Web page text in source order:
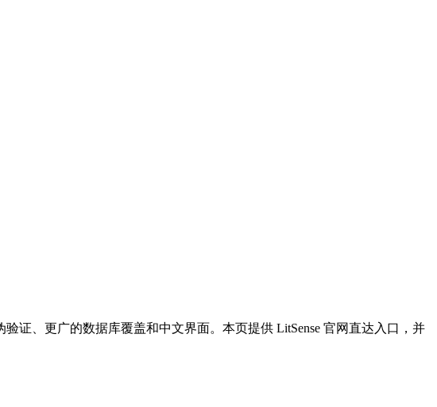
证、更广的数据库覆盖和中文界面。本页提供 LitSense 官网直达入口，并